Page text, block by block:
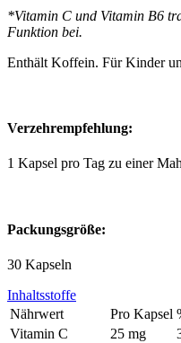
*Vitamin C und Vitamin B6
Funktion bei.
Enthält Koffein. Für Kinder
Verzehrempfehlung:
1 Kapsel pro Tag zu einer
Packungsgröße:
30 Kapseln
Inhaltsstoffe
Nährwert
Pro Kapsel
Vitamin C
25 mg